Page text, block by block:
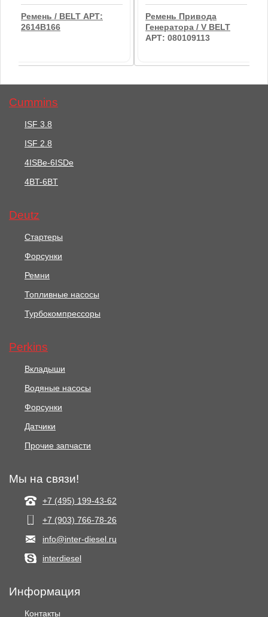
Ремень / BELT АРТ:
2614B166
3231 руб.
Ремень / BELT АРТ:
Ремень Привода
Генератора / V BELT
АРТ: 080109113
Cummins
ISF 3.8
ISF 2.8
4ISBe-6ISDe
4BT-6BT
Deutz
Стартеры
Форсунки
Ремни
Топливные насосы
Турбокомпрессоры
Perkins
Вкладыши
Водяные насосы
Форсунки
Датчики
Прочие запчасти
Мы на связи!
+7 (495) 199-43-62
+7 (903) 766‑78-26
info@inter-diesel.ru
interdiesel
Информация
Контакты